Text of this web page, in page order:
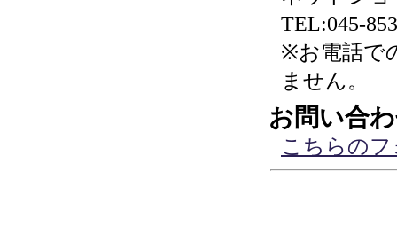
TEL:045-
※お電話で
ません。
お問い合
こちらの